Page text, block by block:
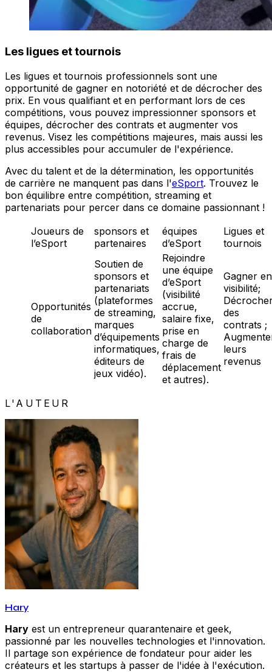
Les ligues et tournois
Les ligues et tournois professionnels sont une
opportunité de gagner en notoriété et de décrocher des
prix. En vous qualifiant et en performant lors de ces
compétitions, vous pouvez impressionner sponsors et
équipes, décrocher des contrats et augmenter vos
revenus. Visez les compétitions majeures, mais aussi les
plus accessibles pour accumuler de l'expérience.
Avec du talent et de la détermination, les opportunités
de carrière ne manquent pas dans l'eSport. Trouvez le
bon équilibre entre compétition, streaming et
partenariats pour percer dans ce domaine passionnant !
Joueurs de
l’eSport
sponsors et
partenaires
équipes
d’eSport
Ligues et
tournois
Opportunités
de
collaboration
Soutien de
sponsors et
partenariats
(plateformes
de streaming,
marques
d’équipements
informatiques,
éditeurs de
jeux vidéo).
Rejoindre
une équipe
d’eSport
(visibilité
accrue,
salaire fixe,
prise en
charge de
frais de
déplacement
et autres).
Gagner en
visibilité;
des
contrats ;
leurs
revenus
L'AUTEUR
Hary
Hary est un entrepreneur quarantenaire et geek,
passionné par les nouvelles technologies et l'innovation.
Il partage son expérience de fondateur pour aider les
créateurs et les startups à passer de l'idée à l'exécution.